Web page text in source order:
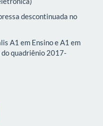
descontinuada no
A1 em Ensino e A1 em
do quadriênio 2017-